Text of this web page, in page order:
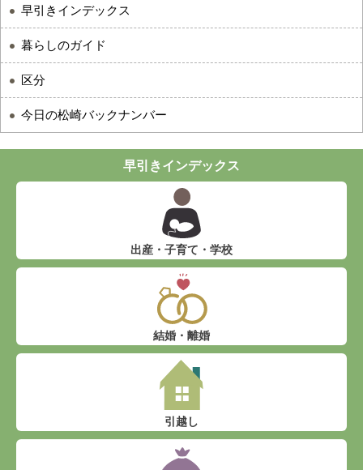
早引きインデックス
暮らしのガイド
区分
今日の松崎バックナンバー
早引きインデックス
出産・子育て・学校
結婚・離婚
引越し